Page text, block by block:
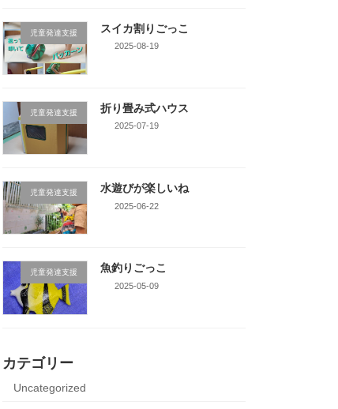
児童発達支援 スイカ割りごっこ
2025-08-19
児童発達支援 折り畳み式ハウス
2025-07-19
児童発達支援 水遊びが楽しいね
2025-06-22
児童発達支援 魚釣りごっこ
2025-05-09
カテゴリー
Uncategorized